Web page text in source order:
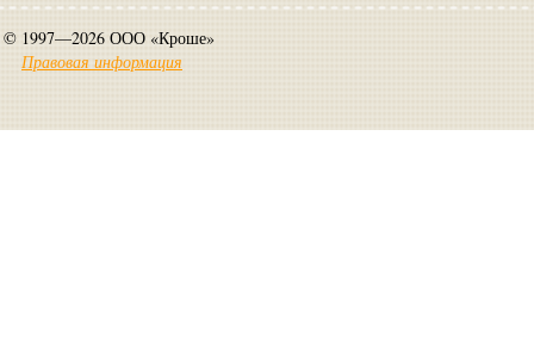
© 1997—2026 ООО «Кроше»
Правовая информация